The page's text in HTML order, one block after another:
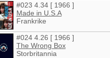
#023 4.34 [ 1966 ]
Made in U.S.A
Frankrike
#024 4.26 [ 1966 ]
The Wrong Box
Storbritannia